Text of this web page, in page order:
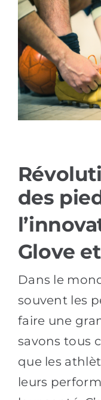
Références
Produits
Solutions
Français
des
Glove
Dans le
souvent les
faire une
savons tous
que les
leurs